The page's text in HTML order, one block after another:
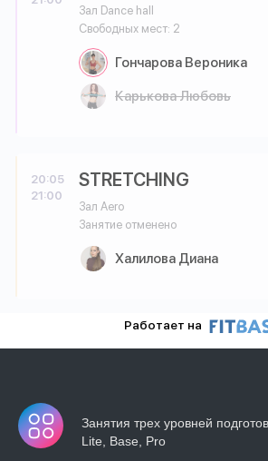
Занятия трех уровней
Lite, Base, Pro